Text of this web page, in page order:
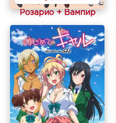
Розарио + Вампир